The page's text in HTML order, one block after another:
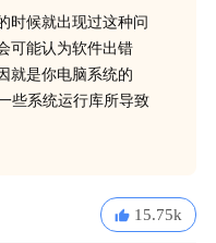
时候就出现过这种问
可能认为软件出错
就是你电脑系统的
些系统运行库所导致
15.75k